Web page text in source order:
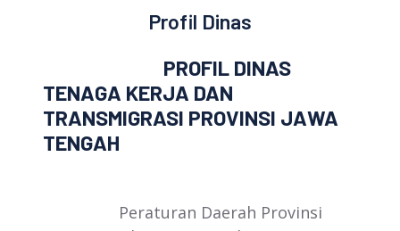
Profil Dinas
PROFIL DINAS
TENAGA KERJA DAN
TRANSMIGRASI PROVINSI JAWA
TENGAH
Peraturan Daerah Provinsi